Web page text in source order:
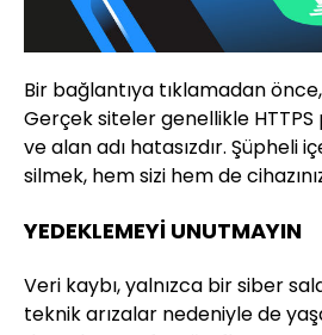
Bir bağlantıya tıklamadan
Gerçek siteler genellikle
ve alan adı hatasızdır. Şüpheli
silmek, hem sizi hem de
YEDEKLEMEYİ UNUTMAYIN
Veri kaybı, yalnızca bir siber
teknik arızalar nedeniyle de